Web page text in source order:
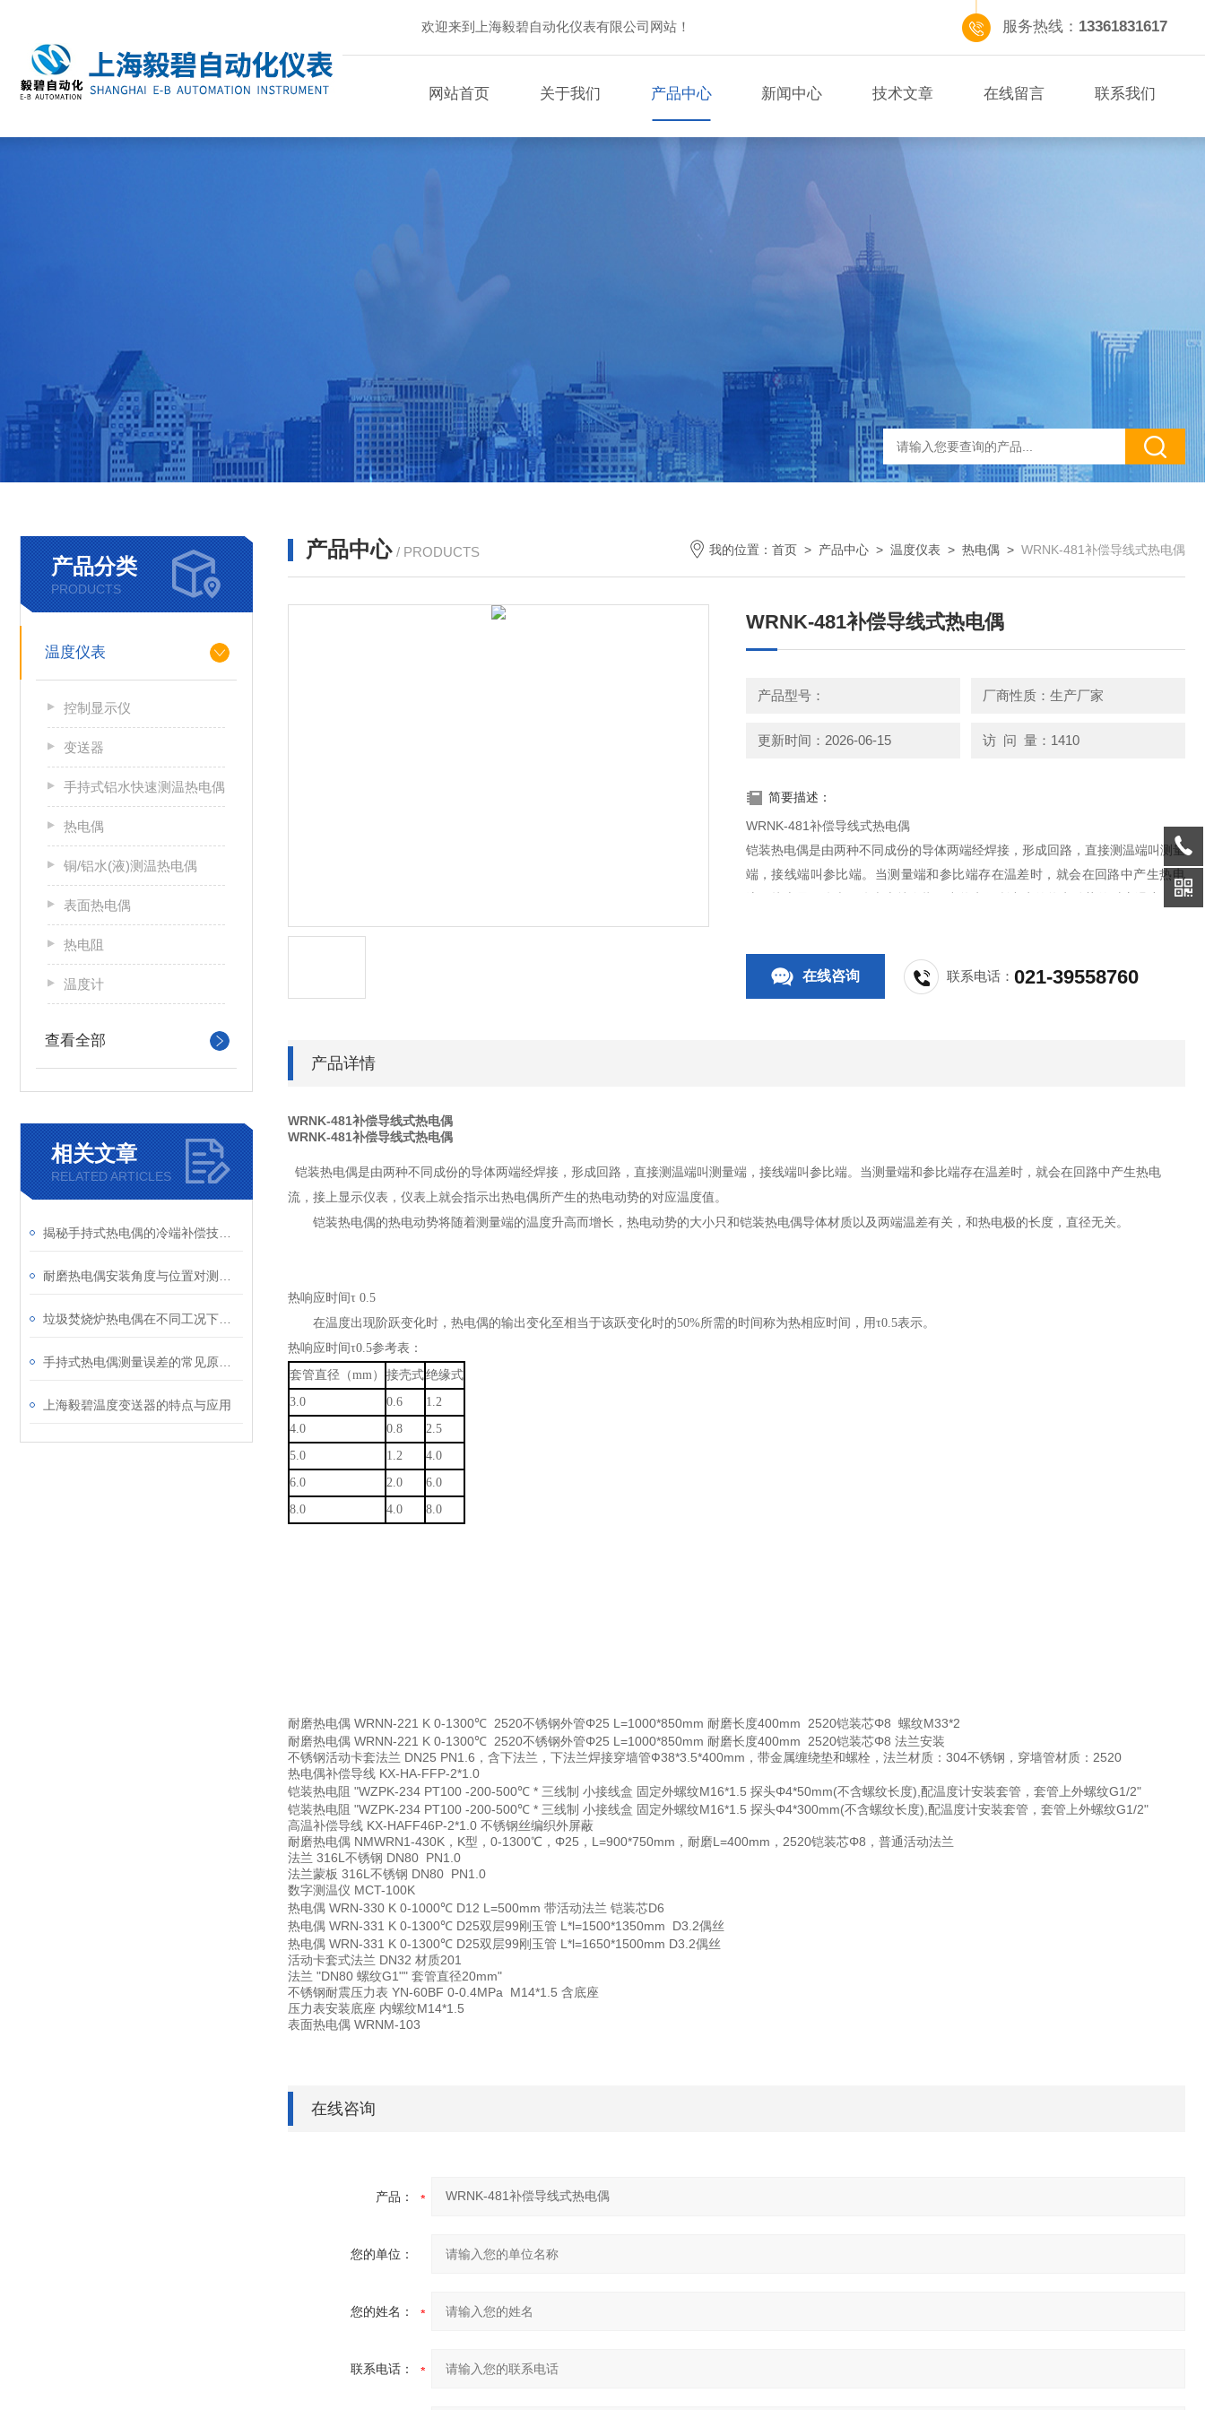
欢迎来到上海毅碧自动化仪表有限公司网站！ 服务热线： 13361831617
网站首页 关于我们 产品中心 新闻中心 技术文章 在线留言 联系我们
产品分类
PRODUCTS
温度仪表
控制显示仪
变送器
手持式铝水快速测温热电偶
热电偶
铜/铝水(液)测温热电偶
表面热电偶
热电阻
温度计
查看全部
相关文章
RELATED ARTICLES
上海毅碧温度变送器的特点与应用
产品中心 / PRODUCTS 我的位置： 首页 > 产品中心 > 温度仪表 > 热电偶 > WRNK-481补偿导线式热电偶
WRNK-481补偿导线式热电偶
产品型号： 厂商性质：生产厂家
更新时间：2026-06-15 访 问 量：1410
简要描述：
WRNK-481补偿导线式热电偶
铠装热电偶是由两种不同成份的导体两端经焊接，形成回路，直接测温端叫测量
端，接线端叫参比端。当测量端和参比端存在温差时，就会在回路中产生热电
流，接上显示仪表，仪表上就会指示出热电偶所产生的热电动势的对应温度值。
装热电偶导体材质以及两端温差有关，和热电极的长度，直径无关。
在线咨询 联系电话：021-39558760
产品详情
WRNK-481补偿导线式热电偶
WRNK-481补偿导线式热电偶
铠装热电偶是由两种不同成份的导体两端经焊接，形成回路，直接测温端叫测量端，接线端叫参比端。当测量端和参比端存在温差时，就会在回路中产生热电
流，接上显示仪表，仪表上就会指示出热电偶所产生的热电动势的对应温度值。
铠装热电偶的热电动势将随着测量端的温度升高而增长，热电动势的大小只和铠装热电偶导体材质以及两端温差有关，和热电极的长度，直径无关。
热响应时间τ 0.5
在温度出现阶跃变化时，热电偶的输出变化至相当于该跃变化时的50%所需的时间称为热相应时间，用τ0.5表示。
热响应时间τ0.5参考表：
套管直径（mm）
接壳式绝缘式
3.0
0.6
1.2
4.0
0.8
2.5
5.0
1.2
4.0
6.0
2.0
6.0
8.0
4.0 8.0
耐磨热电偶 WRNN-221 K 0-1300℃ 2520不锈钢外管Φ25 L=1000*850mm 耐磨长度400mm 2520铠装芯Φ8 螺纹M33*2
耐磨热电偶 WRNN-221 K 0-1300℃ 2520不锈钢外管Φ25 L=1000*850mm 耐磨长度400mm 2520铠装芯Φ8 法兰安装
不锈钢活动卡套法兰 DN25 PN1.6，含下法兰，下法兰焊接穿墙管Ф38*3.5*400mm，带金属缠绕垫和螺栓，法兰材质：304不锈钢，穿墙管材质：2520
热电偶补偿导线 KX-HA-FFP-2*1.0
铠装热电阻 "WZPK-234 PT100 -200-500℃ * 三线制 小接线盒 固定外螺纹M16*1.5 探头Φ4*50mm(不含螺纹长度),配温度计安装套管，套管上外螺纹G1/2"
铠装热电阻 "WZPK-234 PT100 -200-500℃ * 三线制 小接线盒 固定外螺纹M16*1.5 探头Φ4*300mm(不含螺纹长度),配温度计安装套管，套管上外螺纹G1/2"
高温补偿导线 KX-HAFF46P-2*1.0 不锈钢丝编织外屏蔽
耐磨热电偶 NMWRN1-430K，K型，0-1300℃，Φ25，L=900*750mm，耐磨L=400mm，2520铠装芯Φ8，普通活动法兰
法兰 316L不锈钢 DN80 PN1.0
法兰蒙板 316L不锈钢 DN80 PN1.0
数字测温仪 MCT-100K
热电偶 WRN-330 K 0-1000℃ D12 L=500mm 带活动法兰 铠装芯D6
热电偶 WRN-331 K 0-1300℃ D25双层99刚玉管 L*l=1500*1350mm D3.2偶丝
热电偶 WRN-331 K 0-1300℃ D25双层99刚玉管 L*l=1650*1500mm D3.2偶丝
活动卡套式法兰 DN32 材质201
法兰 "DN80 螺纹G1"" 套管直径20mm"
不锈钢耐震压力表 YN-60BF 0-0.4MPa M14*1.5 含底座
压力表安装底座 内螺纹M14*1.5
表面热电偶 WRNM-103
在线咨询
产品：
您的单位：
您的姓名：
联系电话：